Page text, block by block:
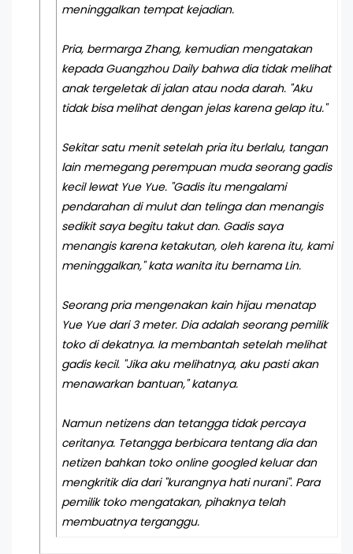
meninggalkan tempat kejadian.
Pria, bermarga Zhang, kemudian mengatakan
kepada Guangzhou Daily bahwa dia tidak melihat
anak tergeletak di jalan atau noda darah. "Aku
tidak bisa melihat dengan jelas karena gelap itu."
Sekitar satu menit setelah pria itu berlalu, tangan
lain memegang perempuan muda seorang gadis
kecil lewat Yue Yue. "Gadis itu mengalami
pendarahan di mulut dan telinga dan menangis
sedikit saya begitu takut dan. Gadis saya
menangis karena ketakutan, oleh karena itu, kami
meninggalkan," kata wanita itu bernama Lin.
Seorang pria mengenakan kain hijau menatap
Yue Yue dari 3 meter. Dia adalah seorang pemilik
toko di dekatnya. Ia membantah setelah melihat
gadis kecil. "Jika aku melihatnya, aku pasti akan
menawarkan bantuan," katanya.
Namun netizens dan tetangga tidak percaya
ceritanya. Tetangga berbicara tentang dia dan
netizen bahkan toko online googled keluar dan
mengkritik dia dari "kurangnya hati nurani". Para
pemilik toko mengatakan, pihaknya telah
membuatnya terganggu.